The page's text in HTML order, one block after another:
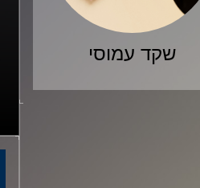
שקד עמוסי